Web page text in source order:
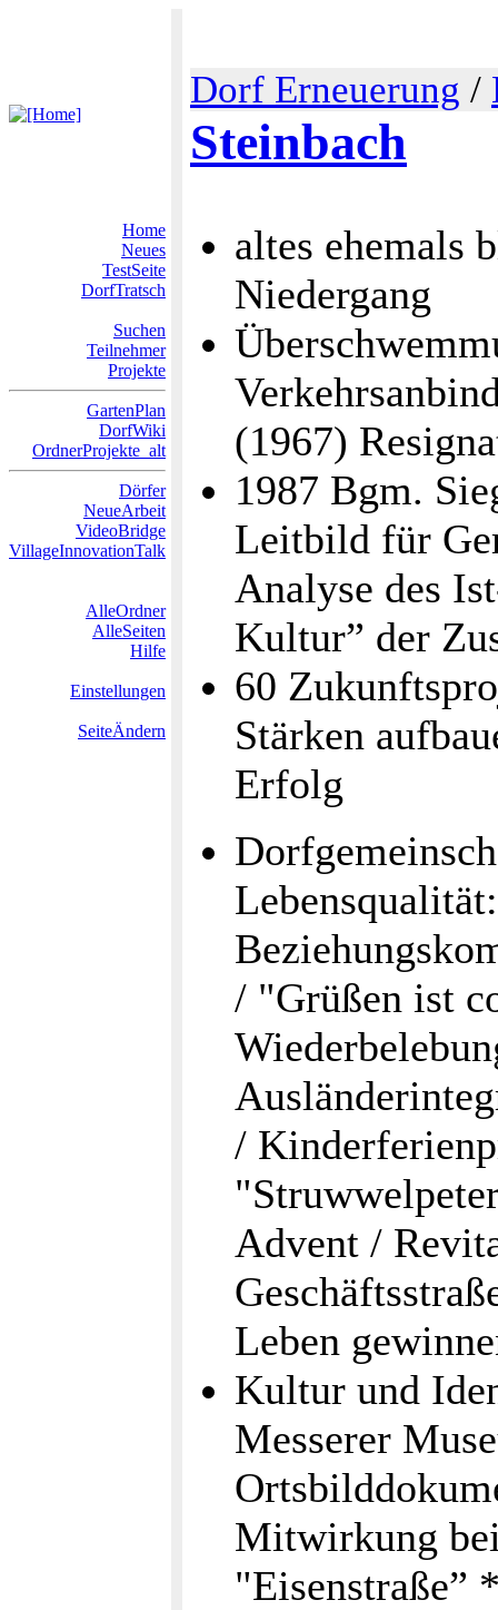
Dorf Erneuerung /
Steinbach
Home
Neues
TestSeite
DorfTratsch
Suchen
Teilnehmer
Projekte
GartenPlan
DorfWiki
OrdnerProjekte_alt
Dörfer
NeueArbeit
VideoBridge
VillageInnovationTalk
AlleOrdner
AlleSeiten
Hilfe
Einstellungen
SeiteÄndern
altes ehemals
Niedergang
(1967)
1987 Bgm.
Leitbild für
Analyse des
Kultur” der
60
Stärken
Erfolg
/ "Grüßen ist
/
Advent /
Leben
Kultur und
Messerer
Mitwirkung
"Eisenstraße”